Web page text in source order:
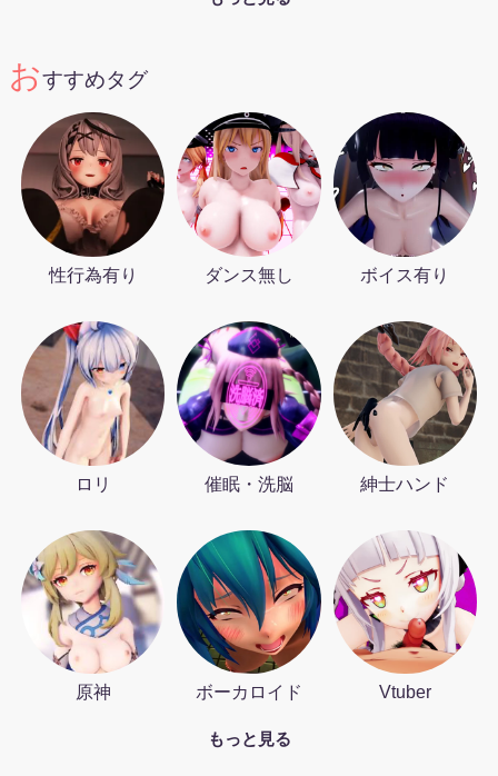
おすすめタグ
性行為有り ダンス無し ボイス有り
ロリ 催眠・洗脳 紳士ハンド
原神 ボーカロイド Vtuber
もっと見る